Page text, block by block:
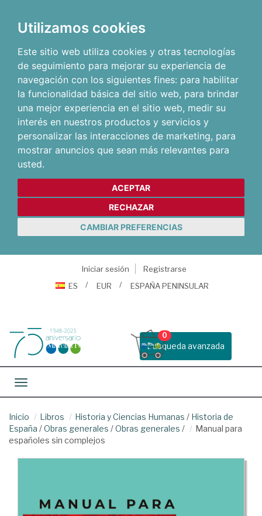
Utilizamos cookies
Este sitio web utiliza cookies y otras tecnologías
de seguimiento para mejorar su experiencia de
navegación con los siguientes fines: para habilitar
la funcionalidad básica del sitio web, para brindar
una mejor experiencia en el sitio web, medir su
interés en nuestros productos y servicios y
personalizar las interacciones de marketing, para
mostrar anuncios que sean más relevantes para
usted.
ACEPTAR
RECHAZAR
CAMBIAR PREFERENCIAS
Iniciar sesión
Registrarse
ES
EUR ESPAÑA PENINSULAR
Busqueda avanzada
0
Toggle navigation
Inicio Libros Historia y Ciencias Humanas / Historia de
España /Obras generales /Obras generales /
Manual para
españoles sin complejos